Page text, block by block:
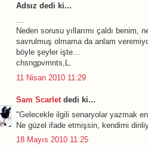
Adsız dedi ki...
...
Neden sorusu yıllarımı çaldı benim,
savrulmuş olmama da anlam
böyle şeyler işte...
chsngpvmnts,L.
11 Nisan 2010 11:29
Sam Scarletdedi ki...
"Gelecekle ilgili senaryolar yazmak
Ne güzel ifade etmişsin, kendimi
18 Mayıs 2010 11:25